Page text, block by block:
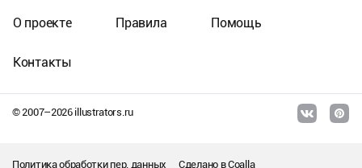
© 2007–2026illustrators.ru
О проекте Правила Помощь
Контакты
Политика обработки пер. данных Сделано вCoalla